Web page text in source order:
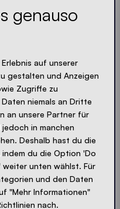
Wir halten uns kurz.
-
genauso
auf unserer
gestalten und Anzeigen
Zugriffe zu
niemals an Dritte
an unsere Partner für
in manchen
Deshalb hast du die
du die Option 'Do
unten wählst. Für
und den Daten
"Mehr Informationen"
nach.